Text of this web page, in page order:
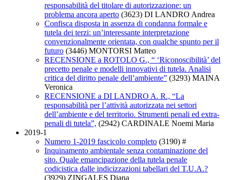
responsabilità del titolare di autorizzazione: un
problema ancora aperto (3623) DI LANDRO Andrea
Confisca disposta in assenza di condanna formale e
tutela dei terzi: un’interessante interpretazione
convenzionalmente orientata, con qualche spunto per il
futuro (3446) MONTORSI Matteo
RECENSIONE a ROTOLO G., “ ‘Riconoscibilità’ del
precetto penale e modelli innovativi di tutela. Analisi
critica del diritto penale dell’ambiente” (3293) MAINA
Veronica
RECENSIONE a DI LANDRO A. R., “La
responsabilità per l’attività autorizzata nei settori
dell’ambiente e del territorio. Strumenti penali ed extra-
penali di tutela”, (2942) CARDINALE Noemi Maria
2019-1
Numero 1-2019 fascicolo completo (3190) #
Inquinamento ambientale senza contaminazione del
sito. Quale emancipazione della tutela penale
codicistica dalle indicizzazioni tabellari del T.U.A.?
(3929) ZINGALES Diana